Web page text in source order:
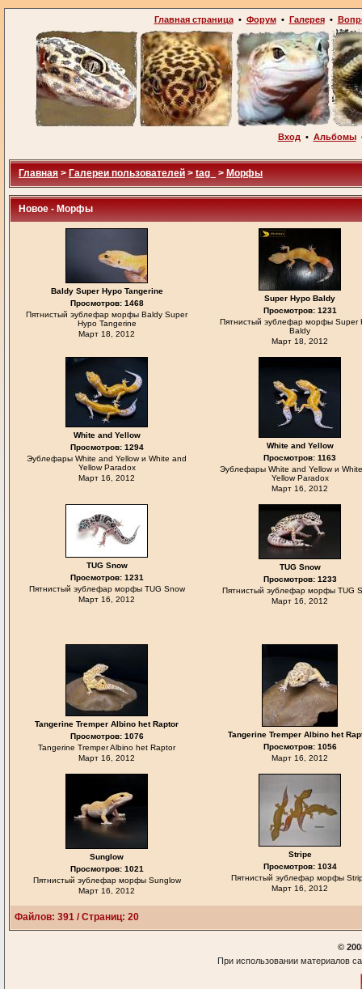
Главная страница• Форум• Галерея•
Вход • Альбомы
Главная > Галереи пользователей > tag_ > Морфы
Новое - Морфы
Baldy Super Hypo Tangerine
Просмотров: 1468
Пятнистый эублефар морфы Baldy Super
Hypo Tangerine
Март 18, 2012
Super Hypo Baldy
Просмотров: 1231
Пятнистый эублефар морфы Super
Baldy
Март 18, 2012
White and Yellow
Просмотров: 1294
Эублефары White and Yellow и White and
Yellow Paradox
Март 16, 2012
White and Yellow
Просмотров: 1163
Эублефары White and Yellow и
Yellow Paradox
Март 16, 2012
TUG Snow
Просмотров: 1231
Пятнистый эублефар морфы TUG Snow
Март 16, 2012
TUG Snow
Просмотров: 1233
Пятнистый эублефар морфы TUG
Март 16, 2012
Tangerine Tremper Albino het Raptor
Просмотров: 1076
Tangerine Tremper Albino het Raptor
Март 16, 2012
Tangerine Tremper Albino het
Просмотров: 1056
Март 16, 2012
Sunglow
Просмотров: 1021
Пятнистый эублефар морфы Sunglow
Март 16, 2012
Stripe
Просмотров: 1034
Пятнистый эублефар морфы
Март 16, 2012
Файлов: 391 / Страниц: 20
©
При использовании материалов